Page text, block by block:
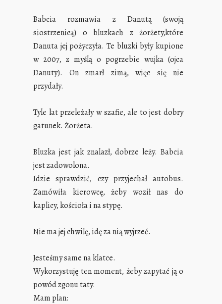
Babcia rozmawia z Danutą (swoją
siostrzenicą) o bluzkach z żorżety,które
Danuta jej pożyczyła. Te bluzki były kupione
w 2007, z myślą o pogrzebie wujka (ojca
Danuty). On zmarł zimą, więc się nie
przydały.
Tyle lat przeleżały w szafie, ale to jest dobry
gatunek. Żorżeta.
Bluzka jest jak znalazł, dobrze leży. Babcia
jest zadowolona.
Idzie sprawdzić, czy przyjechał autobus.
Zamówiła kierowcę, żeby woził nas do
kaplicy, kościoła i na stypę.
Nie ma jej chwilę, idę za nią wyjrzeć.
Jesteśmy same na klatce.
Wykorzystuję ten moment, żeby zapytać ją o
powód zgonu taty.
Mam plan: